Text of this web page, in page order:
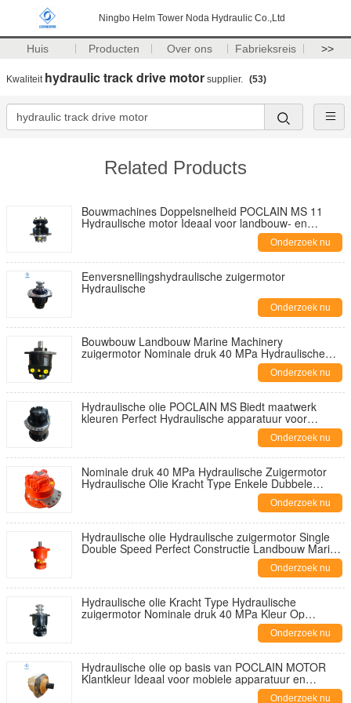
Ningbo Helm Tower Noda Hydraulic Co.,Ltd
Huis Producten Over ons Fabrieksreis >>
Kwaliteit hydraulic track drive motor supplier. (53)
Related Products
Bouwmachines Doppelsnelheid POCLAIN MS 11
Hydraulische motor Ideaal voor landbouw- en
Onderzoek nu
Eenversnellingshydraulische zuigermotor
Hydraulische
Onderzoek nu
Bouwbouw Landbouw Marine Machinery
zuigermotor Nominale druk 40 MPa Hydraulische
motor Geschikt voor verschillende machinesOnderzoek nu
Hydraulische olie POCLAIN MS Biedt maatwerk
kleuren Perfect Hydraulische apparatuur voor
Onderzoek nu
Nominale druk 40 MPa Hydraulische Zuigermotor
Hydraulische Olie Kracht Type Enkele Dubbele
Onderzoek nu
Hydraulische olie Hydraulische zuigermotor Single
Double Speed Perfect Constructie Landbouw Marine
Onderzoek nu
Hydraulische olie Kracht Type Hydraulische
zuigermotor Nominale druk 40 MPa Kleur Op
verzoek van de klant Ideaal voor zware machines
Onderzoek nu
Hydraulische olie op basis van POCLAIN MOTOR
Klantkleur Ideaal voor mobiele apparatuur en
bouwmachines Robuust en ontworpenOnderzoek nu